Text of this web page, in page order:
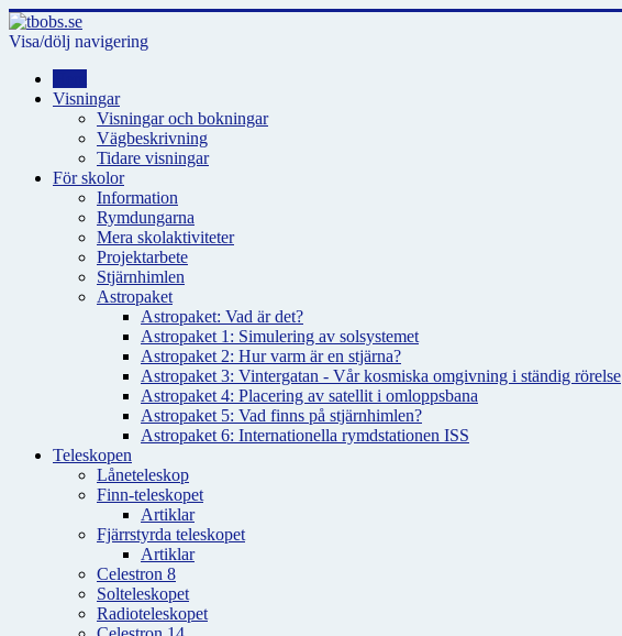
Visa/dölj navigering
Visningar
Visningar och bokningar
Vägbeskrivning
Tidare visningar
För skolor
Information
Rymdungarna
Mera skolaktiviteter
Projektarbete
Stjärnhimlen
Astropaket
Astropaket: Vad är det?
Astropaket 1: Simulering av solsystemet
Astropaket 2: Hur varm är en stjärna?
Astropaket 3: Vintergatan - Vår kosmiska omgivning i ständig rörelse
Astropaket 4: Placering av satellit i omloppsbana
Astropaket 5: Vad finns på stjärnhimlen?
Astropaket 6: Internationella rymdstationen ISS
Teleskopen
Låneteleskop
Finn-teleskopet
Artiklar
Fjärrstyrda teleskopet
Artiklar
Celestron 8
Solteleskopet
Radioteleskopet